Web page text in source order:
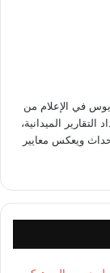
في الإعلام من
الميدانية،
ويعكس معايير